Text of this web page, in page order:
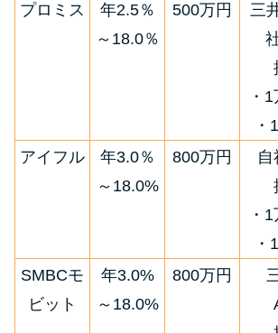
プロミス
年2.5％
～18.0％
500万円
三
・
アイフル
年3.0％
～18.0%
800万円
・
SMBCモ
ビット
年3.0%
～18.0%
800万円